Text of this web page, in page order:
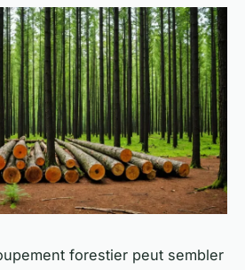
forestier peut sembler